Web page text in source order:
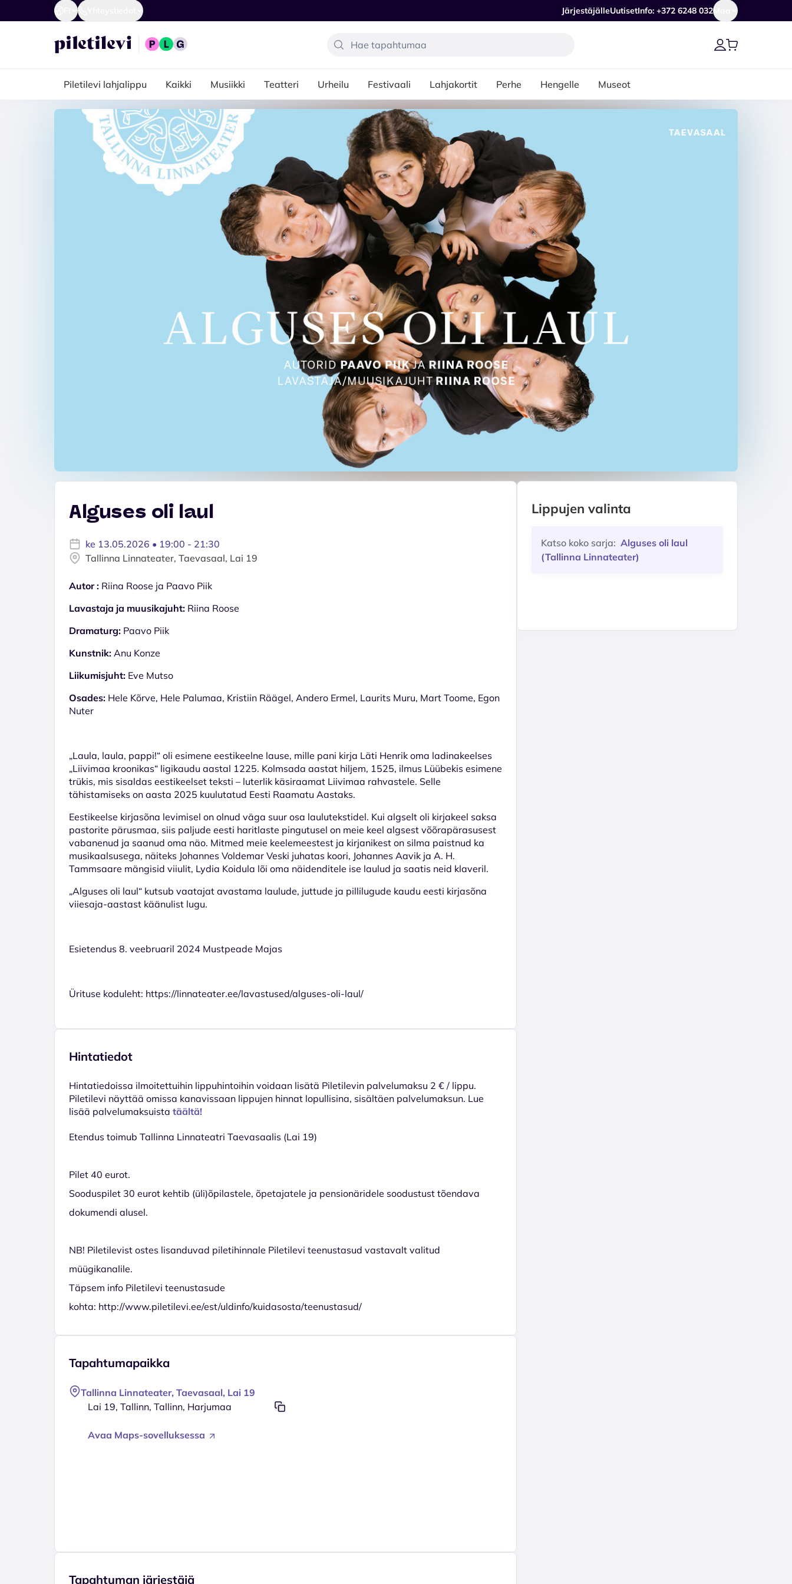
JärjestäjälleUutisetInfo: +372 6248 032Maa
Piletilevi lahjalippu Kaikki Musiikki Teatteri Urheilu Festivaali Lahjakortit Perhe Hengelle Museot
Alguses oli laul
ke 13.05.2026 • 19:00 - 21:30
Tallinna Linnateater, Taevasaal, Lai 19
Autor: Riina Roose ja Paavo Piik
Lavastaja ja muusikajuht: Riina Roose
Dramaturg: Paavo Piik
Kunstnik: Anu Konze
Liikumisjuht: Eve Mutso
Osades: Hele Kõrve, Hele Palumaa, Kristiin Räägel, Andero Ermel, Laurits Muru, Mart Toome, Egon
Nuter
„Laula, laula, pappi!“ oli esimene eestikeelne lause, mille pani kirja Läti Henrik oma ladinakeelses
„Liivimaa kroonikas“ ligikaudu aastal 1225. Kolmsada aastat hiljem, 1525, ilmus Lüübekis esimene
trükis, mis sisaldas eestikeelset teksti – luterlik käsiraamat Liivimaa rahvastele. Selle
tähistamiseks on aasta 2025 kuulutatud Eesti Raamatu Aastaks.
Eestikeelse kirjasõna levimisel on olnud väga suur osa laulutekstidel. Kui algselt oli kirjakeel saksa
pastorite pärusmaa, siis paljude eesti haritlaste pingutusel on meie keel algsest võõrapärasusest
vabanenud ja saanud oma näo. Mitmed meie keelemeestest ja kirjanikest on silma paistnud ka
musikaalsusega, näiteks Johannes Voldemar Veski juhatas koori, Johannes Aavik ja A. H.
Tammsaare mängisid viiulit, Lydia Koidula lõi oma näidenditele ise laulud ja saatis neid klaveril.
„Alguses oli laul“ kutsub vaatajat avastama laulude, juttude ja pillilugude kaudu eesti kirjasõna
viiesaja-aastast käänulist lugu.
Esietendus 8. veebruaril 2024 Mustpeade Majas
Ürituse koduleht: https://linnateater.ee/lavastused/alguses-oli-laul/
Hintatiedot
Hinta­tiedoissa ilmoitettuihin lippuhintoihin voidaan lisätä Piletilevin palvelumaksu 2 € / lippu.
Piletilevi näyttää omissa kanavissaan lippujen hinnat lopullisina, sisältäen palvelumaksun. Lue
lisää palvelumaksuista täältä!
Etendus toimub Tallinna Linnateatri Taevasaalis (Lai 19)
Pilet 40 eurot.
Sooduspilet 30 eurot kehtib (üli)õpilastele, õpetajatele ja pensionäridele soodustust tõendava
dokumendi alusel.
NB! Piletilevist ostes lisanduvad piletihinnale Piletilevi teenustasud vastavalt valitud
müügikanalile.
Täpsem info Piletilevi teenustasude
kohta: http://www.piletilevi.ee/est/uldinfo/kuidasosta/teenustasud/
Tapahtumapaikka
Tallinna Linnateater, Taevasaal, Lai 19
Lai 19, Tallinn, Tallinn, Harjumaa
Avaa Maps-sovelluksessa
Tapahtuman järjestäjä
Lippujen valinta
Katso koko sarja: Alguses oli laul
(Tallinna Linnateater)